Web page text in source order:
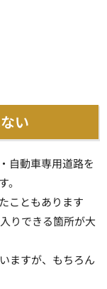
い
自動車専用道路を
。
こともあります
りできる箇所が大
ますが、もちろん